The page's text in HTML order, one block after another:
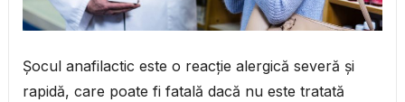
Șocul anafilactic este o reacție alergică severă și
rapidă, care poate fi fatală dacă nu este tratată